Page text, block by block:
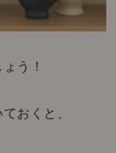
う！
おくと、